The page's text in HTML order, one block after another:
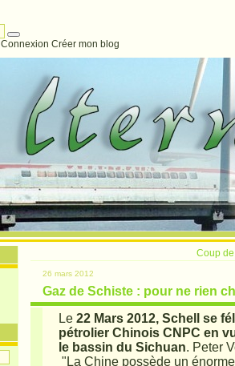
Connexion Créer mon blog
Coup
26 mars 2012
Gaz de Schiste : pour ne rien
Le22 Mars 2012, Schell se
pétrolier Chinois CNPC en
le bassin du Sichuan. Peter
"La Chine possède un